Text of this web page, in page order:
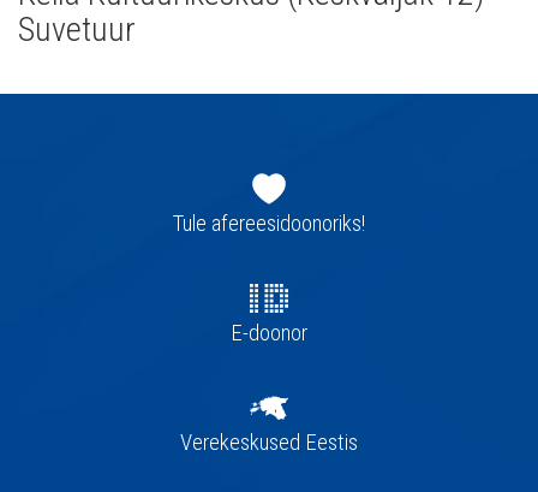
Suvetuur
navigatsioonTule afereesidoonoriks!
E-doonor
Verekeskused Eestis